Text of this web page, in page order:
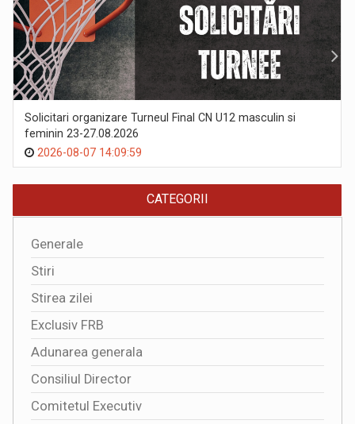
Solicitari organizare Turneul Final CN U12 masculin si
feminin 23-27.08.2026
2026-08-07 14:09:59
CATEGORII
Generale
Stiri
Stirea zilei
Exclusiv FRB
Adunarea generala
Consiliul Director
Comitetul Executiv